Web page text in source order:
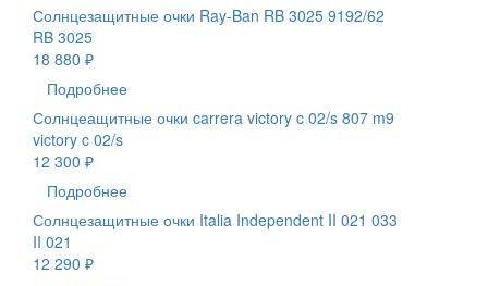
Солнцезащитные очки Ray-Ban RB 3025 9192/62
RB 3025
18 880 ₽
Подробнее
Солнцеащитные очки carrera victory c 02/s 807 m9
victory c 02/s
12 300 ₽
Подробнее
Солнцезащитные очки Italia Independent II 021 033
II 021
12 290 ₽